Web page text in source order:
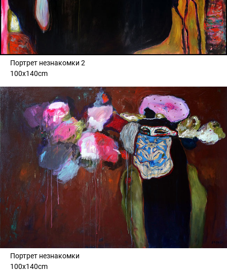
Портрет незнакомки 2
100x140cm
Портрет незнакомки
100x140cm